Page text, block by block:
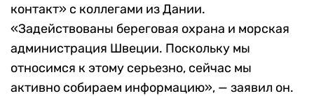
контакт» с коллегами из Дании.
«Задействованы береговая охрана и морская
администрация Швеции. Поскольку мы
относимся к этому серьезно, сейчас мы
активно собираем информацию», — заявил он.